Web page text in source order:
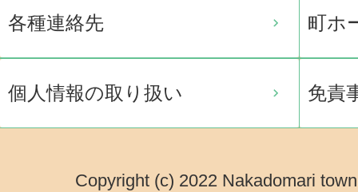
各種連絡先 町ホ
個人情報の取り扱い 免責
Copyright (c) 2022 Nakadomari